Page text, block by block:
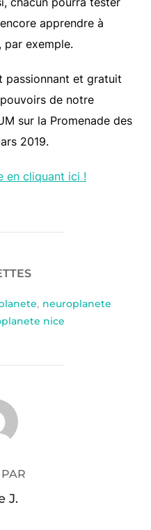
apprendre à
par exemple.
passionnant et gratuit
de notre
sur la Promenade des
2019.
en cliquant ici !
, neuroplanete
nice
J.